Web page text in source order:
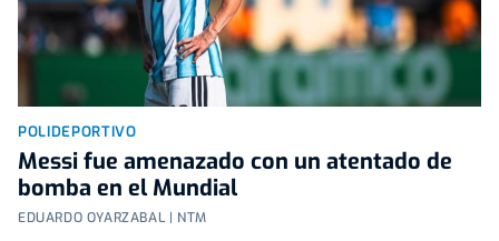
POLIDEPORTIVO
Messi fue amenazado con un atentado de
bomba en el Mundial
EDUARDO OYARZABAL | NTM